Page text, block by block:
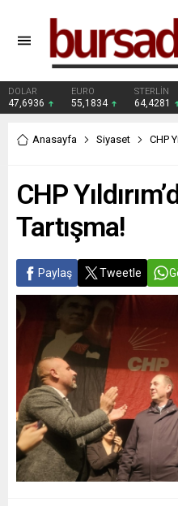
DOLAR
47,6936
EURO
55,1834
STERLİN
64,4281
Anasayfa Siyaset CHP
CHP
Tartışma!
Paylaş Tweetle